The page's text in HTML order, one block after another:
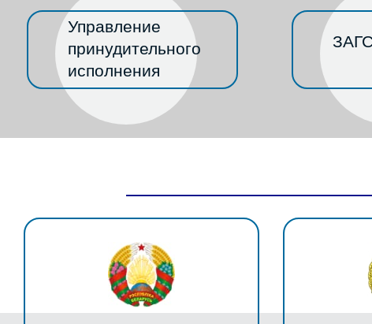
Управление
принудительного
исполнения